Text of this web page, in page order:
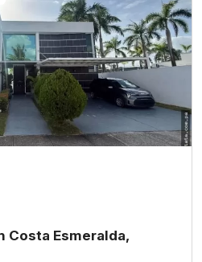
Costa Esmeralda,